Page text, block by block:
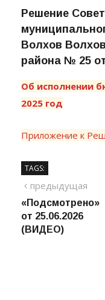
Решение
Волхов
района № 25
Об исполнении
2025 год
Приложение к
TAGS:
Навигация
по
записям
предыдущая
«Подсмотрено»
от 25.06.2026
(ВИДЕО)